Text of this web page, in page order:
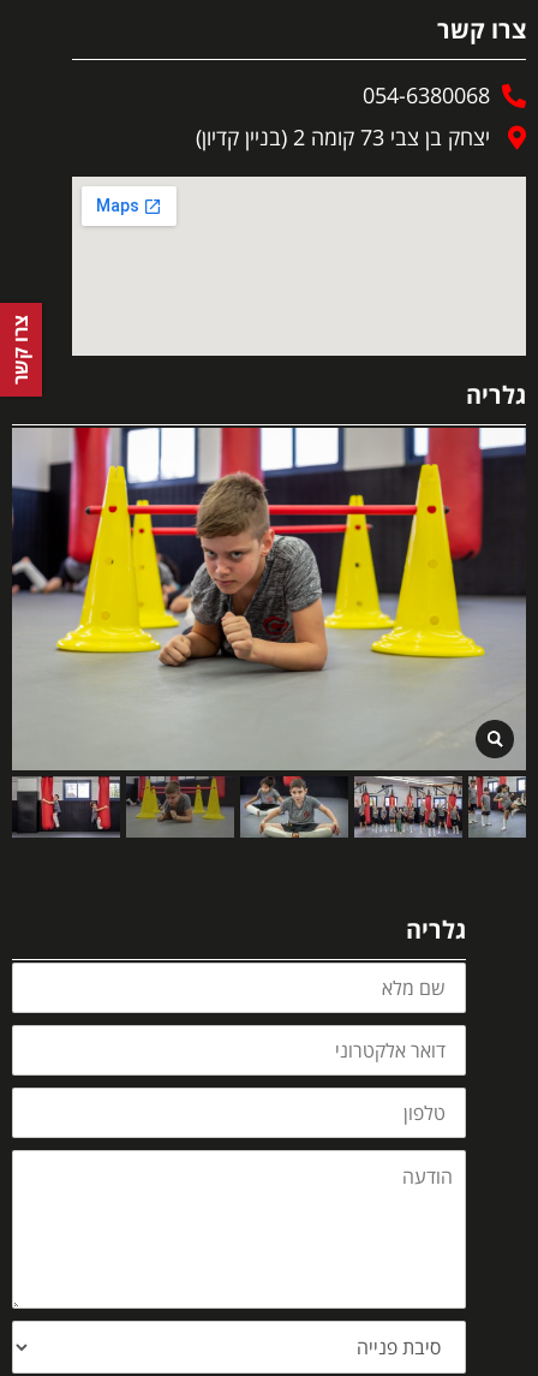
צרו קשר
054-6380068
יצחק בן צבי 73 קומה 2 (בניין קדיון)
גלריה
גלריה
שם
מלא
דואר
אלקטרוני
טלפון
הודעה
סיבת
פנייה
צרו קשר